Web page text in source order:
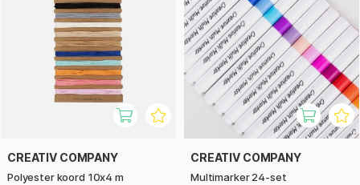
CREATIV COMPANY
Polyester koord 10x4 m
CREATIV COMPANY
Multimarker 24-set